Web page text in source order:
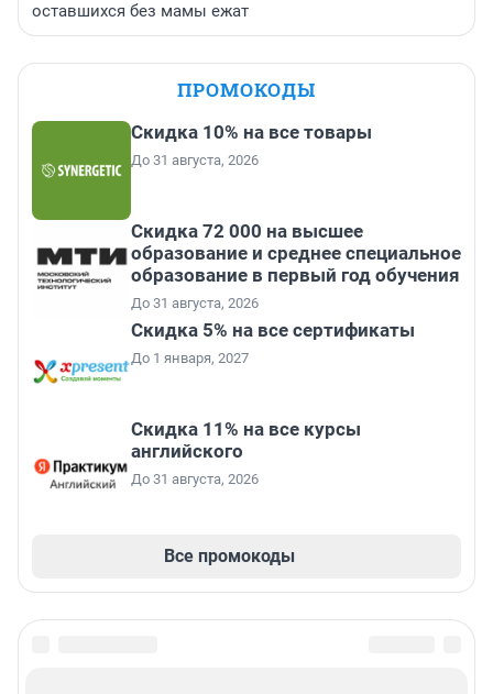
оставшихся без мамы ежат
ПРОМОКОДЫ
Скидка 10% на все товары
До 31 августа, 2026
Скидка 72 000 на высшее
образование и среднее специальное
образование в первый год обучения
До 31 августа, 2026
Скидка 5% на все сертификаты
До 1 января, 2027
Скидка 11% на все курсы
английского
До 31 августа, 2026
Все промокоды